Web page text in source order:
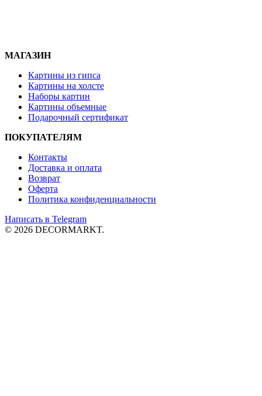
МАГАЗИН
Картины из гипса
Картины на холсте
Наборы картин
Картины объемные
Подарочный сертификат
ПОКУПАТЕЛЯМ
Контакты
Доставка и оплата
Возврат
Оферта
Политика конфиденциальности
Написать в Telegram
© 2026 DECORMARKT.